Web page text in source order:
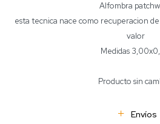
Alfombra
esta tecnica nace como recuperacion
valor
Medidas
Producto sin
Envíos